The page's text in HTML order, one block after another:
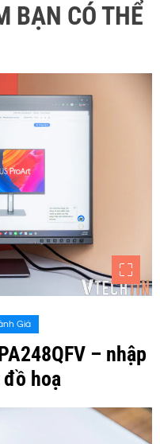
BẠN CÓ THỂ
Giá
– nhập
hoạ